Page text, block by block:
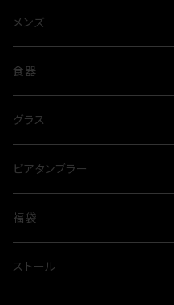
ニット
コート
トレーナー
ジャケット
ベスト
パーカー
メンズ
レディース
メンズ
トップス
Tシャツ
ポロシャツ
パンツ
スウェットパンツ
ハーフパンツ
食器
グラス
タンブラー
グラス
ビアタンブラー
福袋
夏
ストール